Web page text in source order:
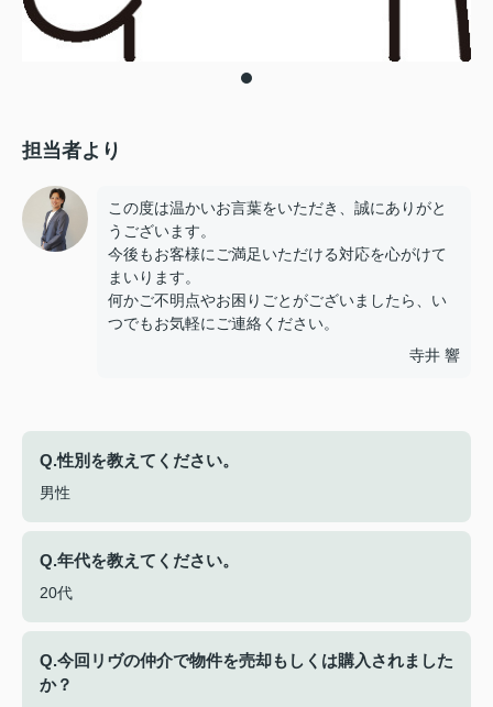
担当者より
この度は温かいお言葉をいただき、誠にありがと
うございます。
今後もお客様にご満足いただける対応を心がけて
まいります。
何かご不明点やお困りごとがございましたら、い
つでもお気軽にご連絡ください。
寺井 響
Q.性別を教えてください。
男性
Q.年代を教えてください。
20代
Q.今回リヴの仲介で物件を売却もしくは購入されました
か？